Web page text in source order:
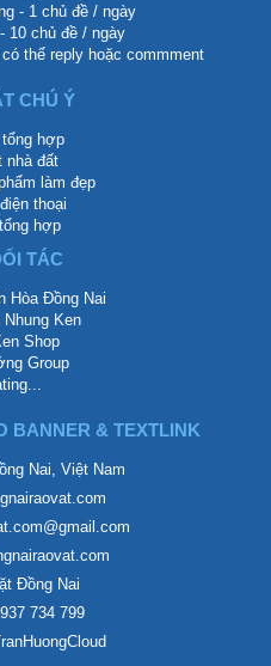
- 1 chủ đề / ngày
10 chủ đề / ngày
thể reply hoặc commment
CHÚ Ý
hợp
nhà đất
làm đẹp
thoại
hợp
TÁC
Hòa Đồng Nai
Nhung Ken
Shop
Group
BANNER & TEXTLINK
Nai, Việt Nam
Đồng Nai
734 799